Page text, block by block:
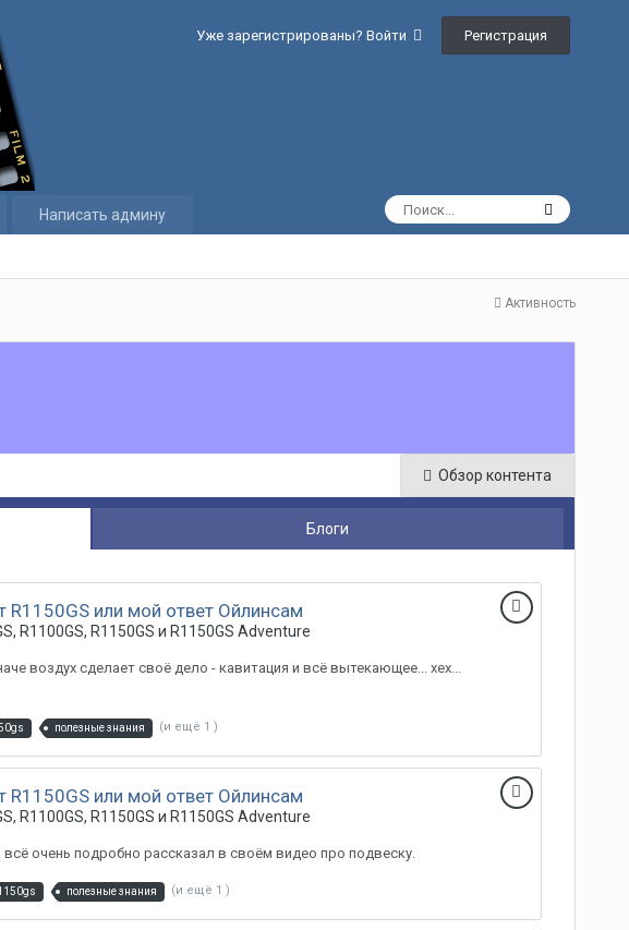
Уже зарегистрированы? Войти Регистрация
Написать админу
Активность
Обзор контента
Блоги
R1150GS или мой ответ Ойлинсам
R1100GS, R1150GS и R1150GS Adventure
воздух сделает своё дело - кавитация и всё вытекающее... хех...
полезные знания (и ещё 1 )
R1150GS или мой ответ Ойлинсам
R1100GS, R1150GS и R1150GS Adventure
очень подробно рассказал в своём видео про подвеску.
полезные знания (и ещё 1 )